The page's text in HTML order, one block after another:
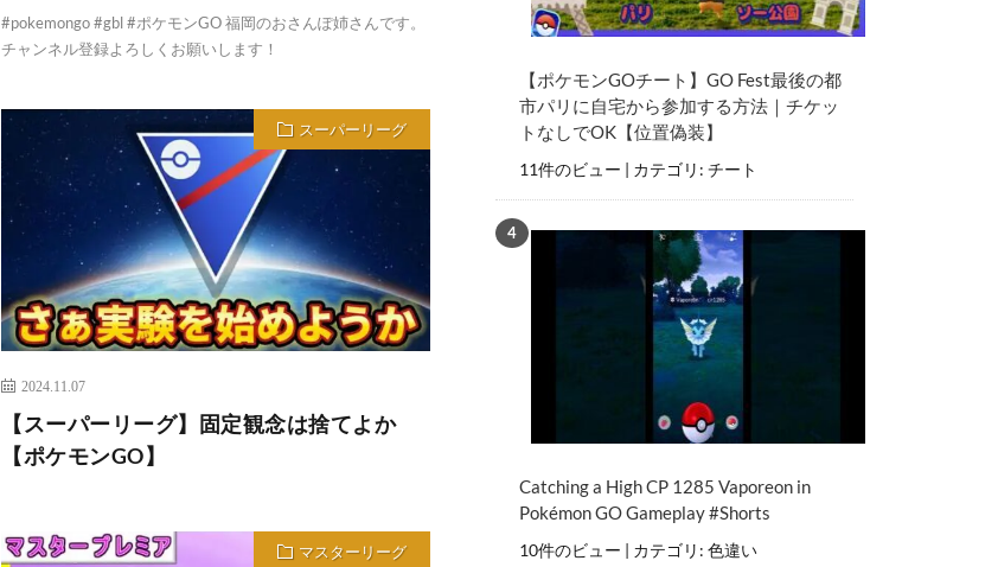
#pokemongo #gbl #ポケモンGO 福岡のおさんぽ姉さんです。
チャンネル登録よろしくお願いします！
スーパーリーグ
2024.11.07
【スーパーリーグ】固定観念は捨てよか
【ポケモンGO】
マスターリーグ
【ポケモンGOチート】GO Fest最後の都
市パリに自宅から参加する方法｜チケッ
トなしでOK【位置偽装】
11件のビュー | カテゴリ: チート
Catching a High CP 1285 Vaporeon in
Pokémon GO Gameplay #Shorts
10件のビュー | カテゴリ: 色違い